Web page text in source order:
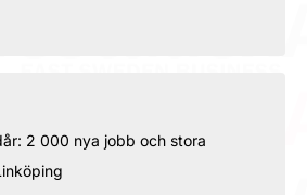
2 000 nya jobb och stora